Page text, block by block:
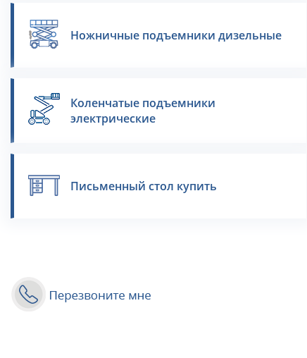
Ножничные подъемники дизельные
Коленчатые подъемники
электрические
Письменный стол купить